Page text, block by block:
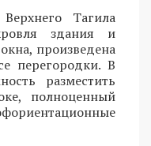
Тагила
здания и
произведена
перегородки. В
разместить
полноценный